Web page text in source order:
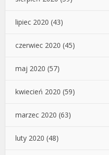
lipiec 2020 (43)
czerwiec 2020 (45)
maj 2020 (57)
kwiecień 2020 (59)
marzec 2020 (63)
luty 2020 (48)